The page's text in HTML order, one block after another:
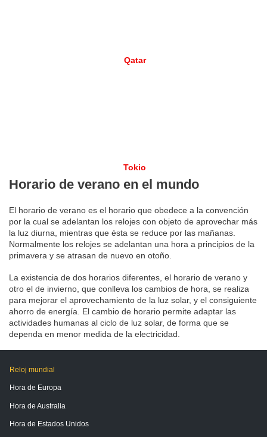
Qatar
Tokio
Horario de verano en el mundo
El horario de verano es el horario que obedece a la convención
por la cual se adelantan los relojes con objeto de aprovechar más
la luz diurna, mientras que ésta se reduce por las mañanas.
Normalmente los relojes se adelantan una hora a principios de la
primavera y se atrasan de nuevo en otoño.
La existencia de dos horarios diferentes, el horario de verano y
otro el de invierno, que conlleva los cambios de hora, se realiza
para mejorar el aprovechamiento de la luz solar, y el consiguiente
ahorro de energía. El cambio de horario permite adaptar las
actividades humanas al ciclo de luz solar, de forma que se
dependa en menor medida de la electricidad.
Reloj mundial
Hora de Europa
Hora de Australia
Hora de Estados Unidos